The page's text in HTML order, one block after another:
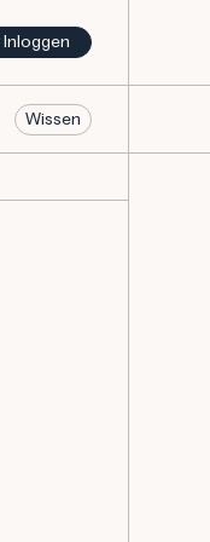
Inloggen
Wissen